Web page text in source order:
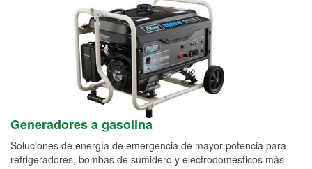
Generadores a gasolina
Soluciones de energía de emergencia de mayor potencia para
refrigeradores, bombas de sumidero y electrodomésticos más